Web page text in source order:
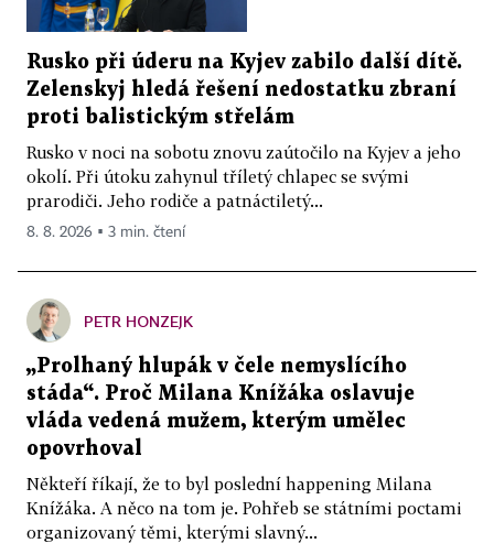
Rusko při úderu na Kyjev zabilo další dítě.
Zelenskyj hledá řešení nedostatku zbraní
proti balistickým střelám
Rusko v noci na sobotu znovu zaútočilo na Kyjev a jeho
okolí. Při útoku zahynul tříletý chlapec se svými
prarodiči. Jeho rodiče a patnáctiletý...
8. 8. 2026 ▪ 3 min. čtení
PETR HONZEJK
„Prolhaný hlupák v čele nemyslícího
stáda“. Proč Milana Knížáka oslavuje
vláda vedená mužem, kterým umělec
opovrhoval
Někteří říkají, že to byl poslední happening Milana
Knížáka. A něco na tom je. Pohřeb se státními poctami
organizovaný těmi, kterými slavný...